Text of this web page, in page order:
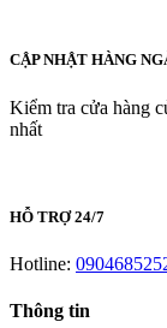
CẬP NHẬT HÀNG
Kiểm tra cửa hàng
nhất
HỖ TRỢ 24/7
Hotline:
Thông tin